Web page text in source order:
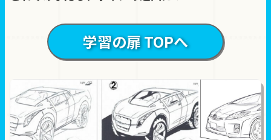
学習の扉 TOPへ